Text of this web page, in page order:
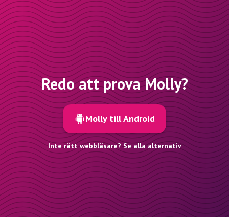
Redo att prova Molly?
Molly till Android
Inte rätt webbläsare? Se alla alternativ